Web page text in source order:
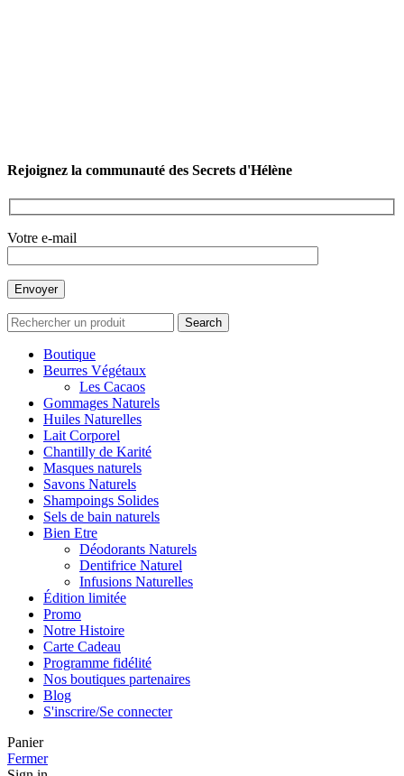
Rejoignez la communauté des Secrets d'Hélène
Votre e-mail
Search
Boutique
Beurres Végétaux
Les Cacaos
Gommages Naturels
Huiles Naturelles
Lait Corporel
Chantilly de Karité
Masques naturels
Savons Naturels
Shampoings Solides
Sels de bain naturels
Bien Etre
Déodorants Naturels
Dentifrice Naturel
Infusions Naturelles
Édition limitée
Promo
Notre Histoire
Carte Cadeau
Programme fidélité
Nos boutiques partenaires
Blog
S'inscrire/Se connecter
Panier
Fermer